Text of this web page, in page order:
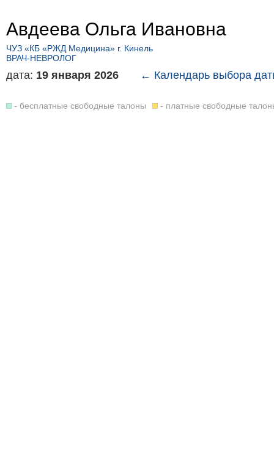
Авдеева Ольга Ивановна
ЧУЗ «КБ «РЖД Медицина» г. Кинель
ВРАЧ-НЕВРОЛОГ
дата: 19 января 2026 ← Календарь выбора
- бесплатные свободные талоны - платные свободные